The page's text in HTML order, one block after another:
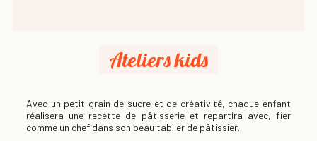
Ateliers kids
Avec un petit grain de sucre et de créativité, chaque enfant
réalisera une recette de pâtisserie et repartira avec, fier
comme un chef dans son beau tablier de pâtissier.